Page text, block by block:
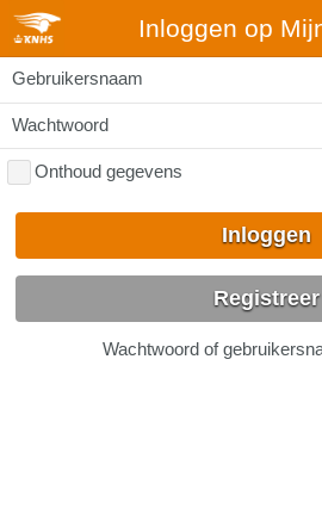
Inloggen op
Gebruikersnaam
Wachtwoord
Onthoud gegevens
Inloggen
Registreer
Wachtwoord of